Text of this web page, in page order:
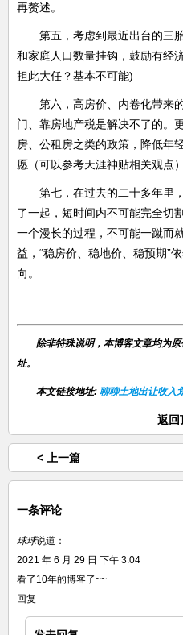
再赘述。
第五，考虑到最近出台的三
和家庭人口数量挂钩，鼓励有经
担此大任？基本不可能)
第六，高房价、内卷化带来
门、靠房地产税是解决不了的。
房、公租房之类的政策，降低年
愿（可以参考天涯神贴相关观点）
第七，在过去的二十多年里
了一起，短时间内不可能完全切
一个漫长的过程，不可能一蹴而
益，“稳房价、稳地价、稳预期”
向。
除非特殊说明，本博客文章均为
址。
本文链接地址: 聊聊土地出让收入
返回
< 上一篇
一条评论
球球说道：
2021 年 6 月 29 日 下午 3:04
看了10年的博客了~~
回复